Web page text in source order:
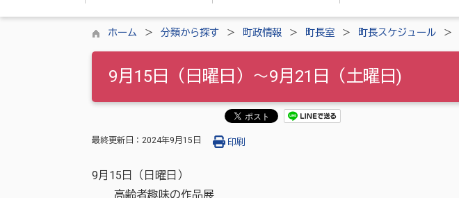
ホーム 分類から探す 町政情報 町長室 町長スケジュール
9月15日（日曜日）～9月21日（土曜日)
最終更新日： 2024年9月15日 印刷
9月15日（日曜日）
高齢者趣味の作品展